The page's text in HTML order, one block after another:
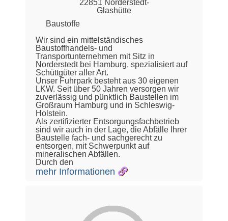
22851 Norderstedt-
Glashütte
Baustoffe
Wir sind ein mittelständisches
Baustoffhandels- und
Transportunternehmen mit Sitz in
Norderstedt bei Hamburg, spezialisiert auf
Schüttgüter aller Art.
Unser Fuhrpark besteht aus 30 eigenen
LKW. Seit über 50 Jahren versorgen wir
zuverlässig und pünktlich Baustellen im
Großraum Hamburg und in Schleswig-
Holstein.
Als zertifizierter Entsorgungsfachbetrieb
sind wir auch in der Lage, die Abfälle Ihrer
Baustelle fach- und sachgerecht zu
entsorgen, mit Schwerpunkt auf
mineralischen Abfällen.
Durch den
mehr Informationen